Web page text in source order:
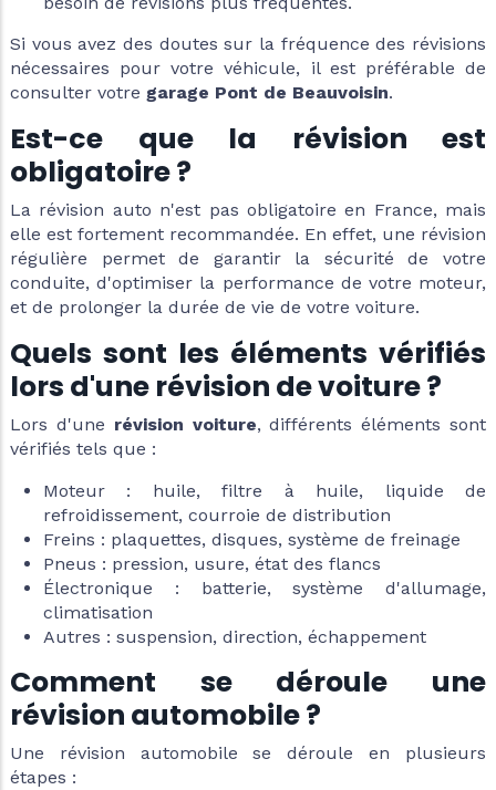
Si vous avez des doutes sur la fréquence des révisions
nécessaires pour votre véhicule, il est préférable de
consulter votre garage Pont de Beauvoisin.
Est-ce que la révision est
obligatoire ?
La révision auto n'est pas obligatoire en France, mais
elle est fortement recommandée. En effet, une révision
régulière permet de garantir la sécurité de votre
conduite, d'optimiser la performance de votre moteur,
et de prolonger la durée de vie de votre voiture.
Quels sont les éléments vérifiés
lors d'une révision de voiture ?
Lors d'une révision voiture, différents éléments sont
vérifiés tels que :
Moteur : huile, filtre à huile, liquide de
refroidissement, courroie de distribution
Freins : plaquettes, disques, système de freinage
Pneus : pression, usure, état des flancs
Électronique : batterie, système d'allumage,
climatisation
Autres : suspension, direction, échappement
Comment se déroule une
révision automobile ?
Une révision automobile se déroule en plusieurs
étapes :